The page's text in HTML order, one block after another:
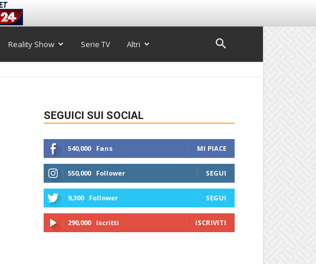
Reality Show Serie TV Altri
SEGUICI SUI SOCIAL
540,000 Fans MI PIACE
550,000 Follower SEGUI
9,300 Follower SEGUI
290,000 Iscritti ISCRIVITI